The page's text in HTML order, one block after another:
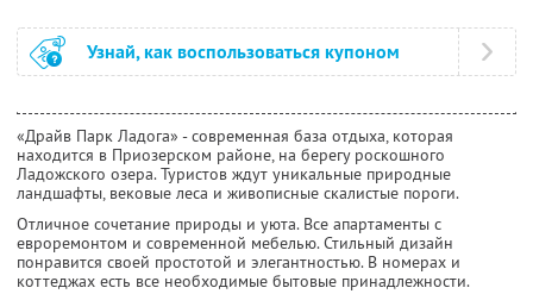
Узнай, как воспользоваться купоном
«Драйв Парк Ладога» - современная база отдыха, которая
находится в Приозерском районе, на берегу роскошного
Ладожского озера. Туристов ждут уникальные природные
ландшафты, вековые леса и живописные скалистые пороги.
Отличное сочетание природы и уюта. Все апартаменты с
евроремонтом и современной мебелью. Стильный дизайн
понравится своей простотой и элегантностью. В номерах и
коттеджах есть все необходимые бытовые принадлежности.